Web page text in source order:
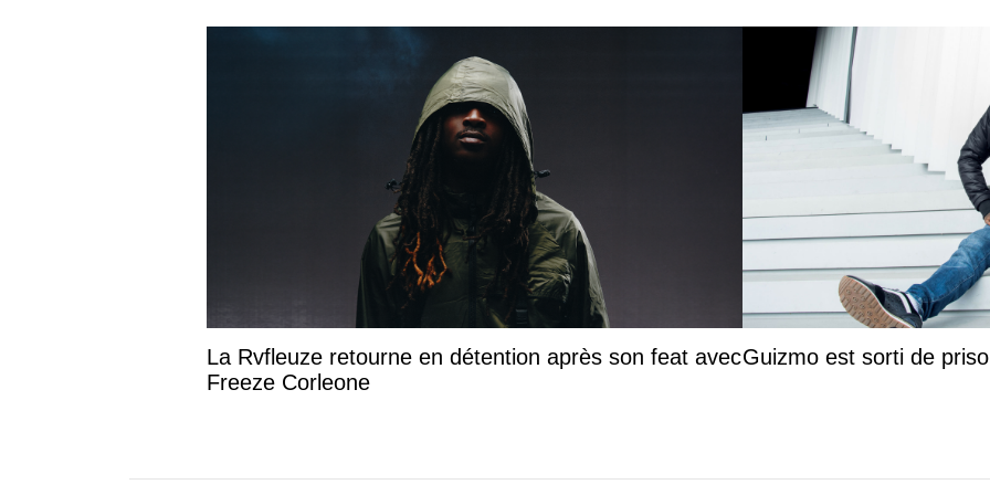
La Rvfleuze retourne en détention après son feat avec
Freeze Corleone
Guizmo est sorti de